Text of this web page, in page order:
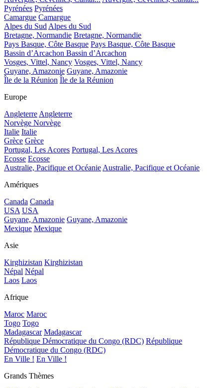
Pyrénées Pyrénées
Camargue Camargue
Alpes du SudAlpes du Sud
Bretagne, Normandie Bretagne, Normandie
Pays Basque, Côte Basque Pays Basque, Côte Basque
Bassin d’Arcachon Bassin d’Arcachon
Vosges, Vittel, Nancy Vosges, Vittel, Nancy
Guyane, Amazonie Guyane, Amazonie
Île de la Réunion Île de la Réunion
Europe
AngleterreAngleterre
Norvège Norvège
Italie Italie
Grèce Grèce
Portugal, Les Acores Portugal, Les Acores
Ecosse Ecosse
Australie, Pacifique et OcéanieAustralie, Pacifique et Océanie
Amériques
Canada Canada
USA USA
Guyane, Amazonie Guyane, Amazonie
Mexique Mexique
Asie
Kirghizistan Kirghizistan
Népal Népal
Laos Laos
Afrique
Maroc Maroc
Togo Togo
Madagascar Madagascar
République Démocratique du Congo (RDC) République
Démocratique du Congo (RDC)
En Ville ! En Ville !
Grands Thèmes